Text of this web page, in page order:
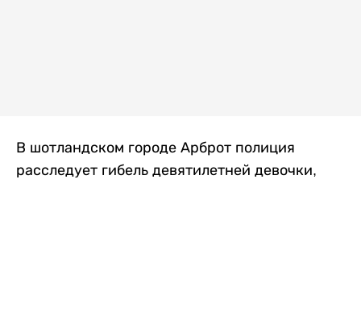
В шотландском городе Арброт полиция
расследует гибель девятилетней девочки,